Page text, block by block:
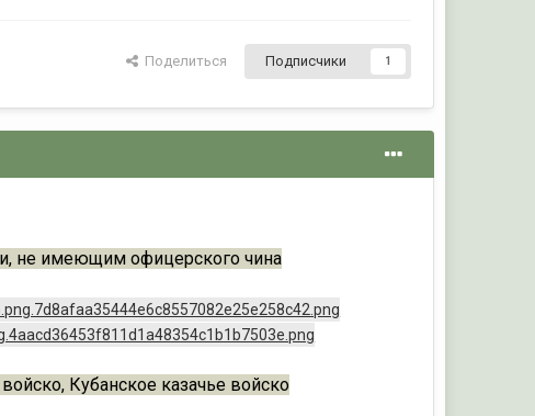
Поделиться Подписчики 1
не имеющим офицерского чина
Кубанское казачье войско